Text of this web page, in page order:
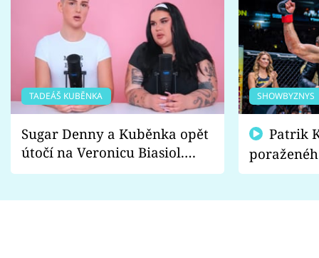
TADEÁŠ KUBĚNKA
Sugar Denny a Kuběnka opět
útočí na Veronicu Biasiol.
Proč je podle nich falešná a
SHOWBYZNYS
fanoušci